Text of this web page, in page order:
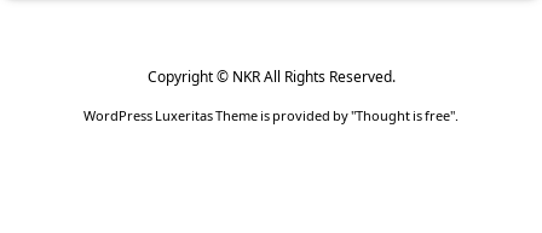
Copyright © NKRAll Rights Reserved.
WordPress Luxeritas Theme is provided by "Thought is free".